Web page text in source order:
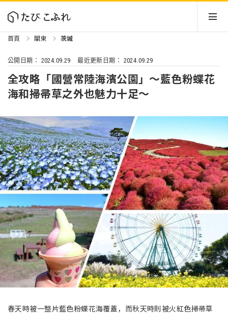
首頁 關東 茨城
公開日期： 2024.09.29 最近更新日期： 2024.09.29
全攻略「國營常陸海濱公園」～藍色粉蝶花
海和掃帚草之外也魅力十足～
春天時被一整片藍色粉蝶花海覆蓋，而秋天時則被火紅色掃帚草